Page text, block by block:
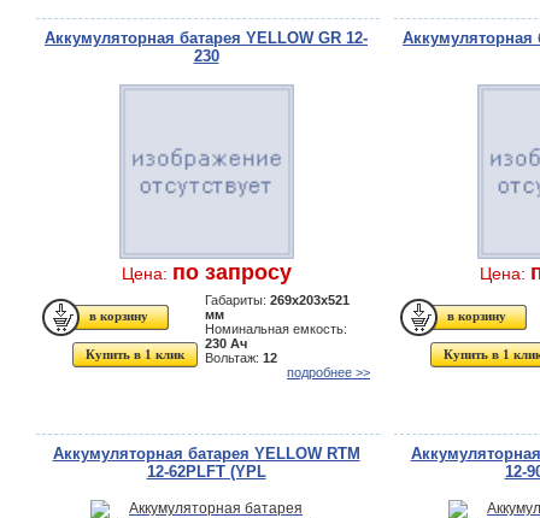
Аккумуляторная батарея YELLOW GR 12-
230
Цена: по запросу
Купить в 1 клик
Габариты: 269x203x521
мм
Номинальная емкость:
230 Ач
Вольтаж: 12
подробнее >>
Аккумуляторная
Цена:
Купить в 1
Аккумуляторная батарея YELLOW RTM
12-62PLFT (YPL
12-